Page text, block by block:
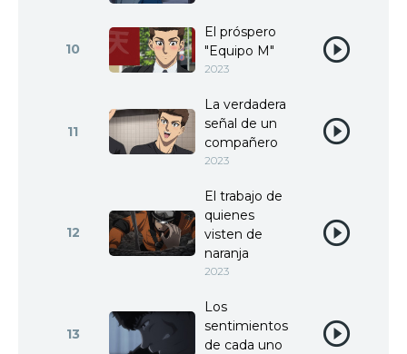
10
El próspero
"Equipo M"
2023
11
La verdadera
señal de un
compañero
2023
12
El trabajo de
quienes
visten de
naranja
2023
13
Los
sentimientos
de cada uno